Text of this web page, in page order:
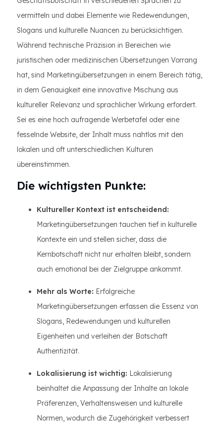
vermitteln und dabei Elemente wie Redewendungen,
Slogans und kulturelle Nuancen zu berücksichtigen.
Während technische Präzision in Bereichen wie
juristischen oder medizinischen Übersetzungen Vorrang
hat, sind Marketingübersetzungen in einem Bereich tätig,
in dem Genauigkeit eine innovative Mischung aus
kultureller Relevanz und sprachlicher Wirkung erfordert.
Sei es eine hoch aufragende Werbetafel oder eine
fesselnde Website, der Inhalt muss nahtlos mit den
lokalen und oft unterschiedlichen Kulturen
übereinstimmen.
Die wichtigsten Punkte:
Kultureller Kontext ist entscheidend:
Marketingübersetzungen tauchen tief in kulturelle
Kontexte ein und stellen sicher, dass die
Kernbotschaft nicht nur erhalten bleibt, sondern
auch emotional bei der Zielgruppe ankommt.
Mehr als Worte: Erfolgreiche
Marketingübersetzungen erfassen die Essenz von
Slogans, Redewendungen und kulturellen
Eigenheiten und verleihen der Botschaft
Authentizität.
Lokalisierung ist wichtig: Lokalisierung
beinhaltet die Anpassung der Inhalte an lokale
Präferenzen, Verhaltensweisen und kulturelle
Normen, wodurch die Zugehörigkeit verbessert